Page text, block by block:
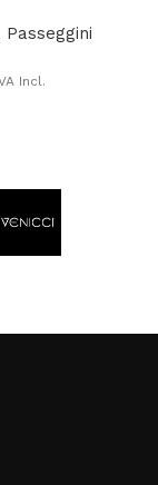
Passeggini
Incl.